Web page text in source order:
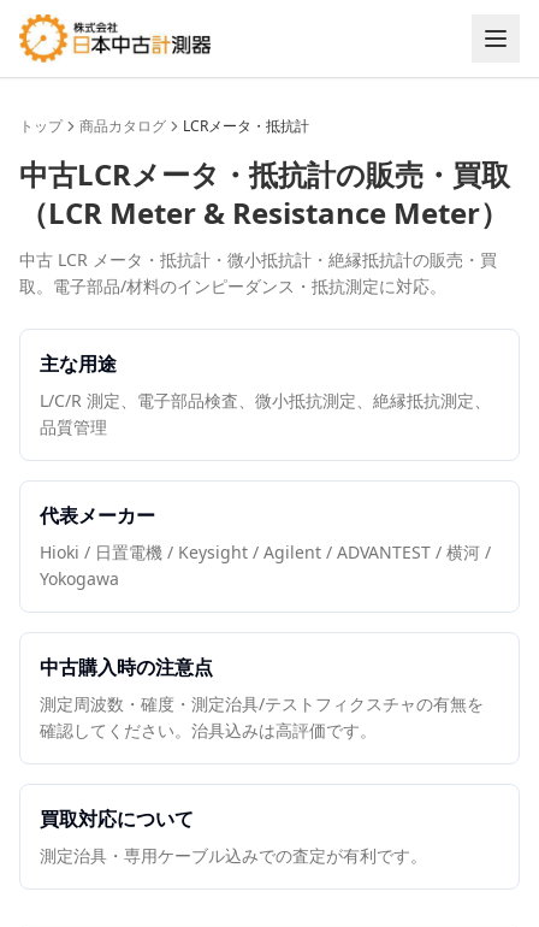
トップ 商品カタログ LCRメータ・抵抗計
中古LCRメータ・抵抗計の販売・買取
（LCR Meter & Resistance Meter）
中古 LCR メータ・抵抗計・微小抵抗計・絶縁抵抗計の販売・買
取。電子部品/材料のインピーダンス・抵抗測定に対応。
主な用途
L/C/R 測定、電子部品検査、微小抵抗測定、絶縁抵抗測定、
品質管理
代表メーカー
Hioki / 日置電機 / Keysight / Agilent / ADVANTEST / 横河 /
Yokogawa
中古購入時の注意点
測定周波数・確度・測定治具/テストフィクスチャの有無を
確認してください。治具込みは高評価です。
買取対応について
測定治具・専用ケーブル込みでの査定が有利です。